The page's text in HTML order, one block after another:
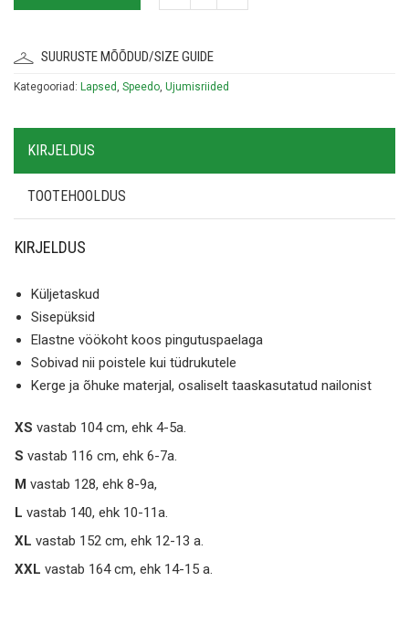
SUURUSTE MÕÕDUD/SIZE GUIDE
Kategooriad: Lapsed Speedo Ujumisriided
KIRJELDUS
TOOTEHOOLDUS
KIRJELDUS
Küljetaskud
Sisepüksid
Elastne vöökoht koos pingutuspaelaga
Sobivad nii poistele kui tüdrukutele
Kerge ja õhuke materjal, osaliselt taaskasutatud nailonist
XS vastab 104 cm, ehk 4-5a.
S vastab 116 cm, ehk 6-7a.
M vastab 128, ehk 8-9a,
L vastab 140, ehk 10-11a.
XL vastab 152 cm, ehk 12-13 a.
XXL vastab 164 cm, ehk 14-15 a.